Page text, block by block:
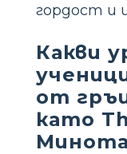
гордост и
Какви
от
като